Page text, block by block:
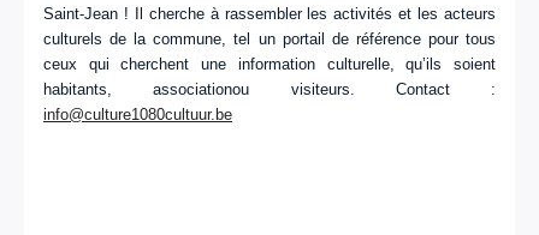
Saint-Jean ! Il cherche à rassembler les activités et les acteurs
culturels de la commune, tel un portail de référence pour tous
ceux qui cherchent une information culturelle, qu’ils soient
habitants, associationou visiteurs. Contact :
info@culture1080cultuur.be